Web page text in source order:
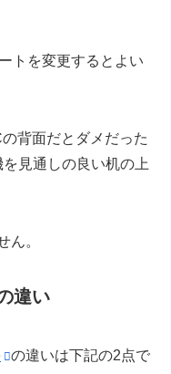
トを変更するとよい
背面だとダメだった
見通しの良い机の上
ん。
違い
の違いは下記の2点で